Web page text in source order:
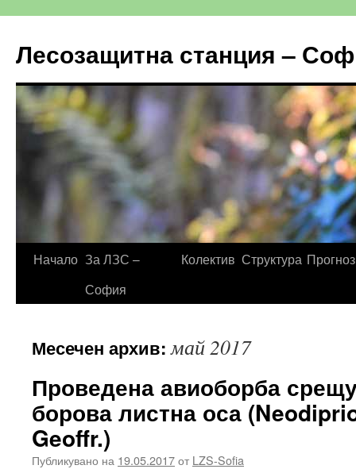
Лесозащитна станция –
Начало За ЛЗС –
София
Колектив Структура
Месечен архив:май 2017
Проведена авиоборба
борова листна оса
Geoffr.)
Публикувано на 19.05.2017от LZS-Sofia